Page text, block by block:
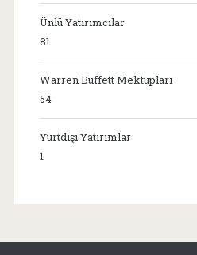
Ünlü Yatırımcılar
81
Warren Buffett Mektupları
54
Yurtdışı Yatırımlar
1